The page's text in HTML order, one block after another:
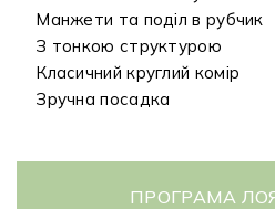
Манжети та поділ в рубчик
З тонкою структурою
Класичний круглий комір
Зручна посадка
ПРОГРАМА